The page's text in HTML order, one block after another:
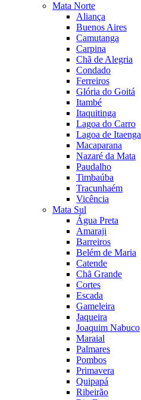
Mata Norte
Aliança
Buenos Aires
Camutanga
Carpina
Chã de Alegria
Condado
Ferreiros
Glória do Goitá
Itambé
Itaquitinga
Lagoa do Carro
Lagoa de Itaenga
Macaparana
Nazaré da Mata
Paudalho
Timbaúba
Tracunhaém
Vicência
Mata Sul
Água Preta
Amaraji
Barreiros
Belém de Maria
Catende
Chã Grande
Cortes
Escada
Gameleira
Jaqueira
Joaquim Nabuco
Maraial
Palmares
Pombos
Primavera
Quipapá
Ribeirão